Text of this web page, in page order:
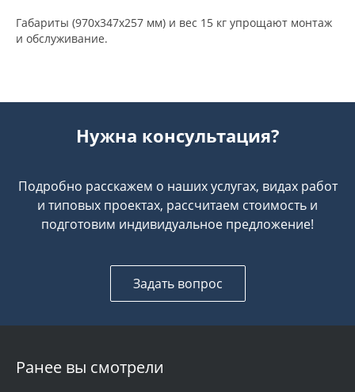
Габариты (970x347x257 мм) и вес 15 кг упрощают монтаж
и обслуживание.
Нужна консультация?
Подробно расскажем о наших услугах, видах работ
и типовых проектах, рассчитаем стоимость и
подготовим индивидуальное предложение!
Задать вопрос
Ранее вы смотрели